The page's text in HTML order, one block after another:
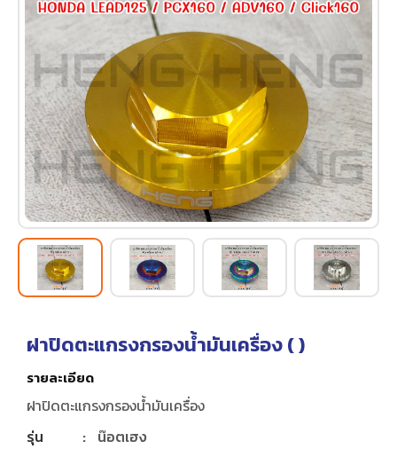
ฝาปิดตะแกรงกรองน้ำมันเครื่อง ()
รายละเอียด
ฝาปิดตะแกรงกรองน้ำมันเครื่อง
รุ่น
: น๊อตเฮง